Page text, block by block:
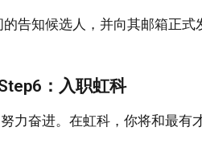
告知候选人，并向其邮箱正式
：入职虹科
奋进。在虹科，你将和最有